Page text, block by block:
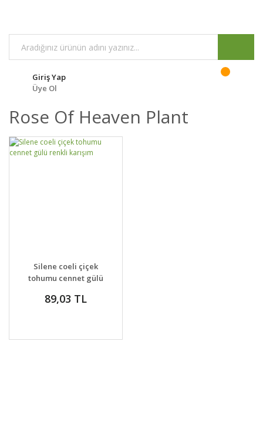
Giriş Yap
Üye Ol
Rose Of Heaven Plant
DETAYLAR
VER
Silene coeli çiçek
tohumu cennet gülü
89,03 TL